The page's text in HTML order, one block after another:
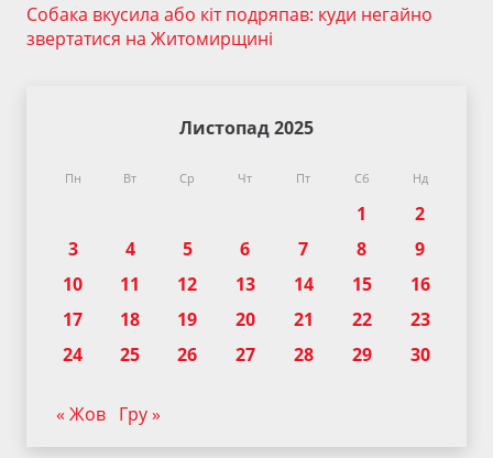
Собака вкусила або кіт подряпав: куди негайно
звертатися на Житомирщині
Листопад 2025
Пн Вт Ср Чт Пт Сб Нд
1
2
3
4 5 6 7 8
9
10
11 12 13 14 15
16
17
18 19 20 21 22
23
24
25 26 27 28 29 30
« Жов Гру »